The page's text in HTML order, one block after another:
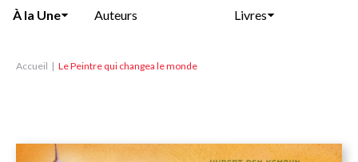
À la Une Auteurs Livres
Accueil Le Peintre qui changea le monde